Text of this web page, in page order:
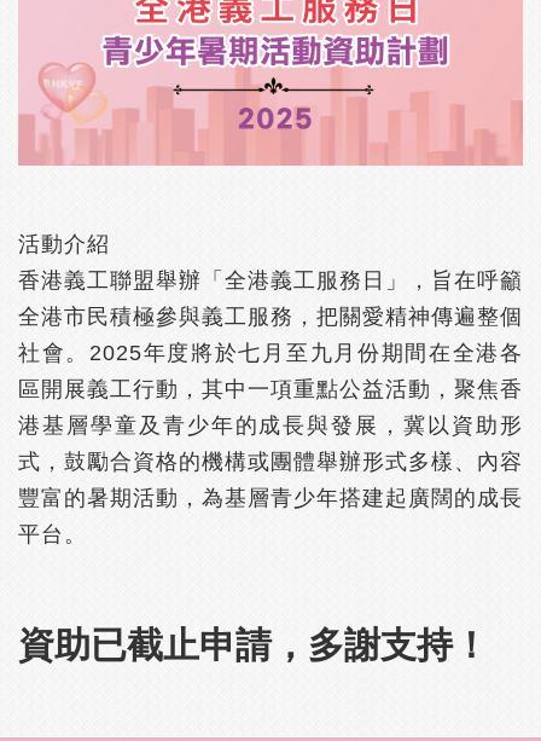
活動介紹
香港義工聯盟舉辦「全港義工服務日」，旨在呼籲
全港市民積極參與義工服務，把關愛精神傳遍整個
社會。2025年度將於七月至九月份期間在全港各
區開展義工行動，其中一項重點公益活動，聚焦香
港基層學童及青少年的成長與發展，冀以資助形
式，鼓勵合資格的機構或團體舉辦形式多樣、內容
豐富的暑期活動，為基層青少年搭建起廣闊的成長
平台。
資助已截止申請，多謝支持！